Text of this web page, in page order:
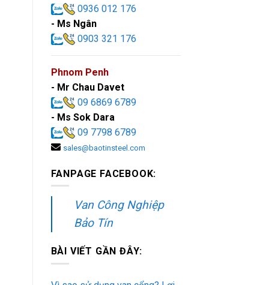
0936 012 176
- Ms Ngân
0903 321 176
Phnom Penh
- Mr Chau Davet
09 6869 6789
- Ms Sok Dara
09 7798 6789
sales@baotinsteel.com
FANPAGE FACEBOOK:
Van Công Nghiệp
Bảo Tín
BÀI VIẾT GẦN ĐÂY: